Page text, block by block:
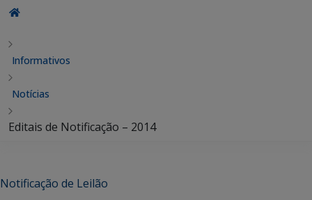
Informativos
Notícias
Editais de Notificação – 2014
Notificação de Leilão